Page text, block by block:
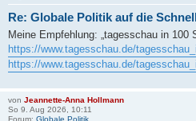
Re: Globale Politik auf die
Meine Empfehlung: „tagesschau in 100
https://www.tagesschau.de/
https://www.tagesschau.de/
von Jeannette-Anna Hollmann
So 9. Aug 2026, 10:11
Forum: Globale Politik